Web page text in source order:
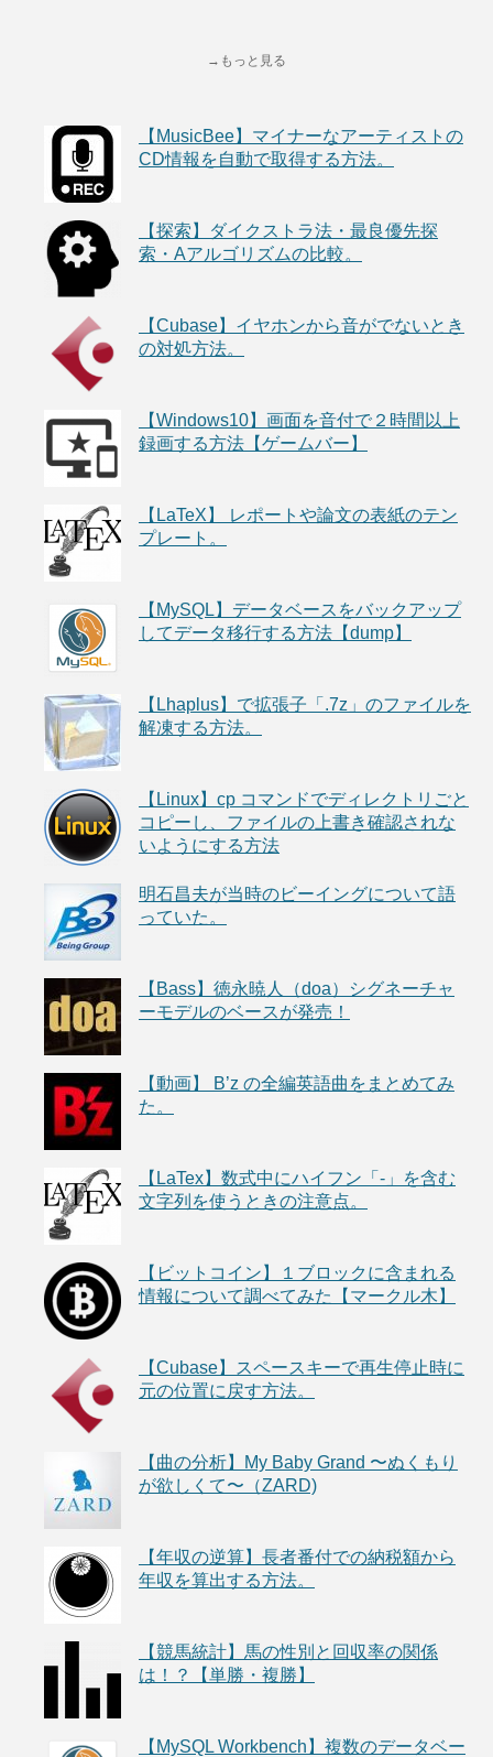
→もっと見る
【MusicBee】マイナーなアーティストの
CD情報を自動で取得する方法。
【探索】ダイクストラ法・最良優先探
索・Aアルゴリズムの比較。
【Cubase】イヤホンから音がでないとき
の対処方法。
【Windows10】画面を音付で２時間以上
録画する方法【ゲームバー】
【LaTeX】 レポートや論文の表紙のテン
プレート。
【MySQL】データベースをバックアップ
してデータ移行する方法【dump】
【Lhaplus】で拡張子「.7z」のファイルを
解凍する方法。
【Linux】cp コマンドでディレクトリごと
コピーし、ファイルの上書き確認されな
いようにする方法
明石昌夫が当時のビーイングについて語
っていた。
【Bass】徳永暁人（doa）シグネーチャ
ーモデルのベースが発売！
【動画】 B’z の全編英語曲をまとめてみ
た。
【LaTex】数式中にハイフン「-」を含む
文字列を使うときの注意点。
【ビットコイン】１ブロックに含まれる
情報について調べてみた【マークル木】
【Cubase】スペースキーで再生停止時に
元の位置に戻す方法。
【曲の分析】My Baby Grand 〜ぬくもり
が欲しくて〜（ZARD)
【年収の逆算】長者番付での納税額から
年収を算出する方法。
【競馬統計】馬の性別と回収率の関係
は！？【単勝・複勝】
【MySQL Workbench】複数のデータベー